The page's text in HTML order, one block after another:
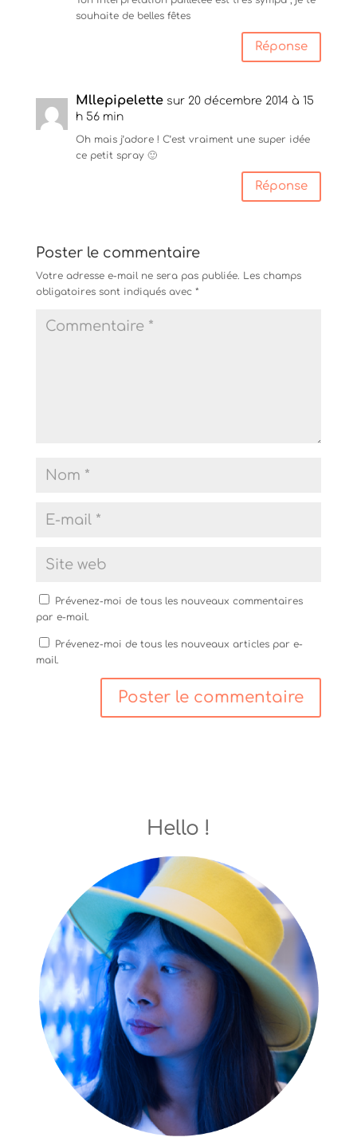
souhaite de belles fêtes
Réponse
Mllepipelette sur 20 décembre 2014 à 15
h 56 min
Oh mais j’adore ! C’est vraiment une super idée
ce petit spray 🙂
Réponse
Poster le commentaire
Votre adresse e-mail ne sera pas publiée. Les champs
obligatoires sont indiqués avec *
Prévenez-moi de tous les nouveaux commentaires
par e-mail.
Prévenez-moi de tous les nouveaux articles par e-
mail.
Hello !